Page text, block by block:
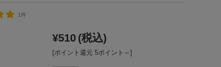
1件
¥510 (税込)
[ポイント還元 5ポイント～]